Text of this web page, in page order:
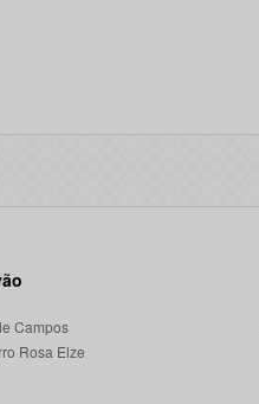
Campos
Rosa Elze